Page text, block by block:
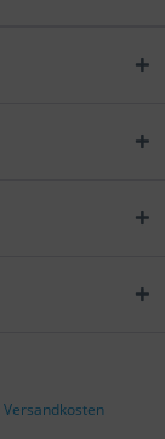
Versandkosten